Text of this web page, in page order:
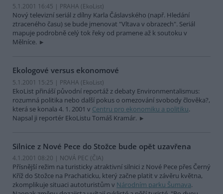
5.1.2001 16:45 | PRAHA (EkoList)
Nový televizní seriál z dílny Karla Čáslavského (např. Hledání
ztraceného času) se bude jmenovat "Vltava v obrazech". Seriál
mapuje podrobně celý tok řeky od pramene až k soutoku v
Mělníce.
Ekologové versus ekonomové
5.1.2001 15:25 | PRAHA (EkoList)
EkoList přináší původní reportáž z debaty Environmentalismus:
rozumná politika nebo další pokus o omezování svobody člověka?,
která se konala 4. 1. 2001 v Centru pro ekonomiku a politiku.
Napsal ji reportér EkoListu Tomáš Kramár.
Silnice z Nové Pece do Stožce bude opět uzavřena
4.1.2001 08:20 | NOVÁ PEC (ČIA)
Přísnější režim na turisticky atraktivní silnici z Nové Pece přes Černý
Kříž do Stožce na Prachaticku, který začne platit v závěru května,
zkomplikuje situaci autoturistům v Národním parku Šumava.